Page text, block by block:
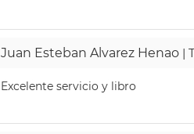
Juan Esteban Alvarez Henao |
Excelente servicio y libro